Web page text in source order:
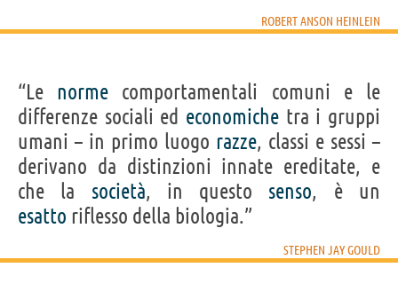
ROBERT ANSON HEINLEIN
“Le norme comportamentali comuni e le
differenze sociali ed economiche tra i gruppi
umani – in primo luogo razze, classi e sessi –
derivano da distinzioni innate ereditate, e
che la società, in questo senso, è un
esatto riflesso della biologia.”
STEPHEN JAY GOULD